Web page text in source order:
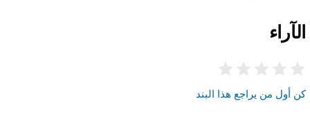
الآراء
كن أول من يراجع هذا البند